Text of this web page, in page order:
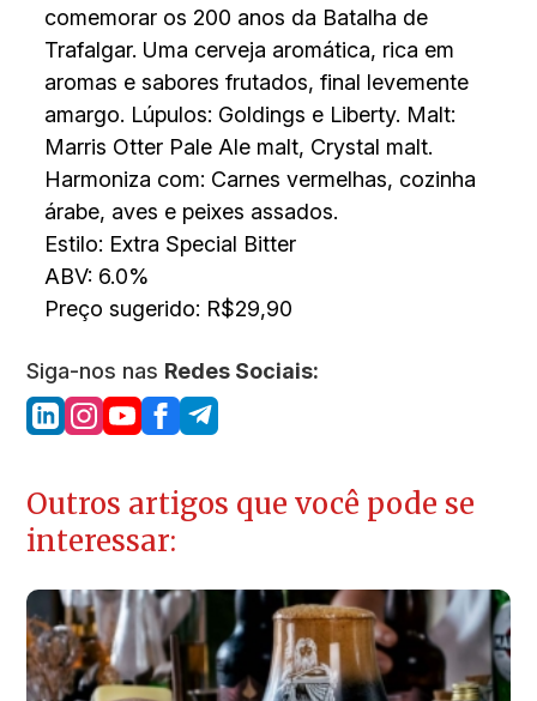
comemorar os 200 anos da Batalha de
Trafalgar. Uma cerveja aromática, rica em
aromas e sabores frutados, final levemente
amargo. Lúpulos: Goldings e Liberty. Malt:
Marris Otter Pale Ale malt, Crystal malt.
Harmoniza com: Carnes vermelhas, cozinha
árabe, aves e peixes assados.
Estilo: Extra Special Bitter
ABV: 6.0%
Preço sugerido: R$29,90
Siga-nos nas Redes Sociais:
Outros artigos que você pode se
interessar: